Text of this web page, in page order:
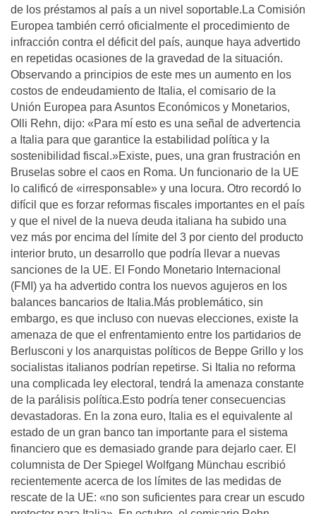
de los préstamos al país a un nivel soportable.La Comisión
Europea también cerró oficialmente el procedimiento de
infracción contra el déficit del país, aunque haya advertido
en repetidas ocasiones de la gravedad de la situación.
Observando a principios de este mes un aumento en los
costos de endeudamiento de Italia, el comisario de la
Unión Europea para Asuntos Económicos y Monetarios,
Olli Rehn, dijo: «Para mí esto es una señal de advertencia
a Italia para que garantice la estabilidad política y la
sostenibilidad fiscal.»Existe, pues, una gran frustración en
Bruselas sobre el caos en Roma. Un funcionario de la UE
lo calificó de «irresponsable» y una locura. Otro recordó lo
difícil que es forzar reformas fiscales importantes en el país
y que el nivel de la nueva deuda italiana ha subido una
vez más por encima del límite del 3 por ciento del producto
interior bruto, un desarrollo que podría llevar a nuevas
sanciones de la UE. El Fondo Monetario Internacional
(FMI) ya ha advertido contra los nuevos agujeros en los
balances bancarios de Italia.Más problemático, sin
embargo, es que incluso con nuevas elecciones, existe la
amenaza de que el enfrentamiento entre los partidarios de
Berlusconi y los anarquistas políticos de Beppe Grillo y los
socialistas italianos podrían repetirse. Si Italia no reforma
una complicada ley electoral, tendrá la amenaza constante
de la parálisis política.Esto podría tener consecuencias
devastadoras. En la zona euro, Italia es el equivalente al
estado de un gran banco tan importante para el sistema
financiero que es demasiado grande para dejarlo caer. El
columnista de Der Spiegel Wolfgang Münchau escribió
recientemente acerca de los límites de las medidas de
rescate de la UE: «no son suficientes para crear un escudo